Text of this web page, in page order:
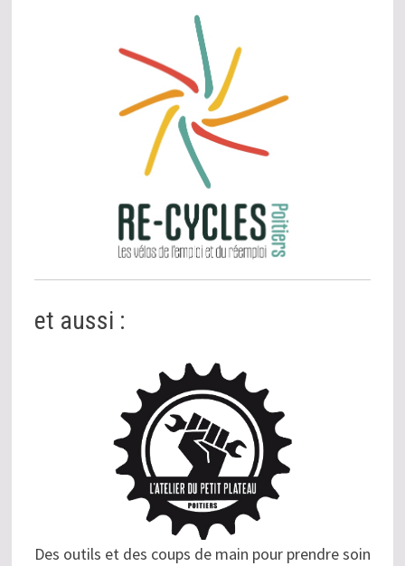
et aussi :
Des outils et des coups de main pour prendre soin